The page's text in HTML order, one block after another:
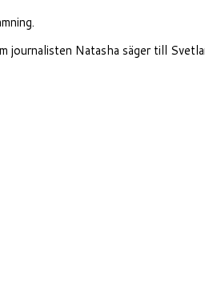
journalisten Natasha säger till